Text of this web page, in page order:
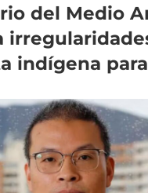
del Medio
indígena para